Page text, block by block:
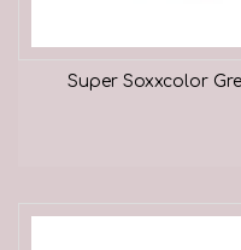
Super Soxxcolor